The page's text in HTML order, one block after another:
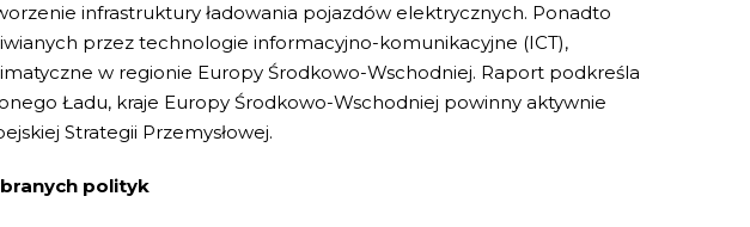
infrastruktury ładowania pojazdów elektrycznych. Ponadto
przez technologie informacyjno-komunikacyjne (ICT),
w regionie Europy Środkowo-Wschodniej. Raport podkreśla
Ładu, kraje Europy Środkowo-Wschodniej powinny aktywnie
Strategii Przemysłowej.
polityk